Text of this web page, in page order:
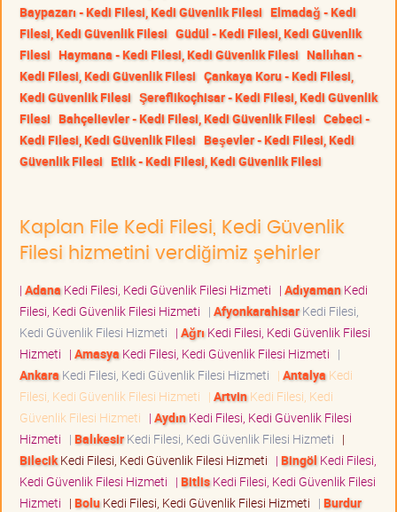
Baypazarı - Kedi Filesi, Kedi Güvenlik Filesi Elmadağ - Kedi
Filesi, Kedi Güvenlik Filesi Güdül - Kedi Filesi, Kedi Güvenlik
Filesi Haymana - Kedi Filesi, Kedi Güvenlik Filesi Nallıhan -
Kedi Filesi, Kedi Güvenlik Filesi Çankaya Koru - Kedi Filesi,
Kedi Güvenlik Filesi Şereflikoçhisar - Kedi Filesi, Kedi Güvenlik
Filesi Bahçelievler - Kedi Filesi, Kedi Güvenlik Filesi Cebeci -
Kedi Filesi, Kedi Güvenlik Filesi Beşevler - Kedi Filesi, Kedi
Güvenlik Filesi Etlik - Kedi Filesi, Kedi Güvenlik Filesi
Kaplan File Kedi Filesi, Kedi Güvenlik
Filesi hizmetini verdiğimiz şehirler
| Adana Kedi Filesi, Kedi Güvenlik Filesi Hizmeti | AdıyamanKedi
Filesi, Kedi Güvenlik Filesi Hizmeti | AfyonkarahisarKedi Filesi,
Kedi Güvenlik Filesi Hizmeti | Ağrı Kedi Filesi, Kedi Güvenlik Filesi
Hizmeti | Amasya Kedi Filesi, Kedi Güvenlik Filesi Hizmeti |
Ankara Kedi Filesi, Kedi Güvenlik Filesi Hizmeti | Antalya Kedi
Filesi, Kedi Güvenlik Filesi Hizmeti | ArtvinKedi Filesi, Kedi
Güvenlik Filesi Hizmeti | AydınKedi Filesi, Kedi Güvenlik Filesi
Hizmeti | BalıkesirKedi Filesi, Kedi Güvenlik Filesi Hizmeti |
BilecikKedi Filesi, Kedi Güvenlik Filesi Hizmeti | Bingöl Kedi Filesi,
Kedi Güvenlik Filesi Hizmeti | BitlisKedi Filesi, Kedi Güvenlik Filesi
Hizmeti | BoluKedi Filesi, Kedi Güvenlik Filesi Hizmeti | Burdur